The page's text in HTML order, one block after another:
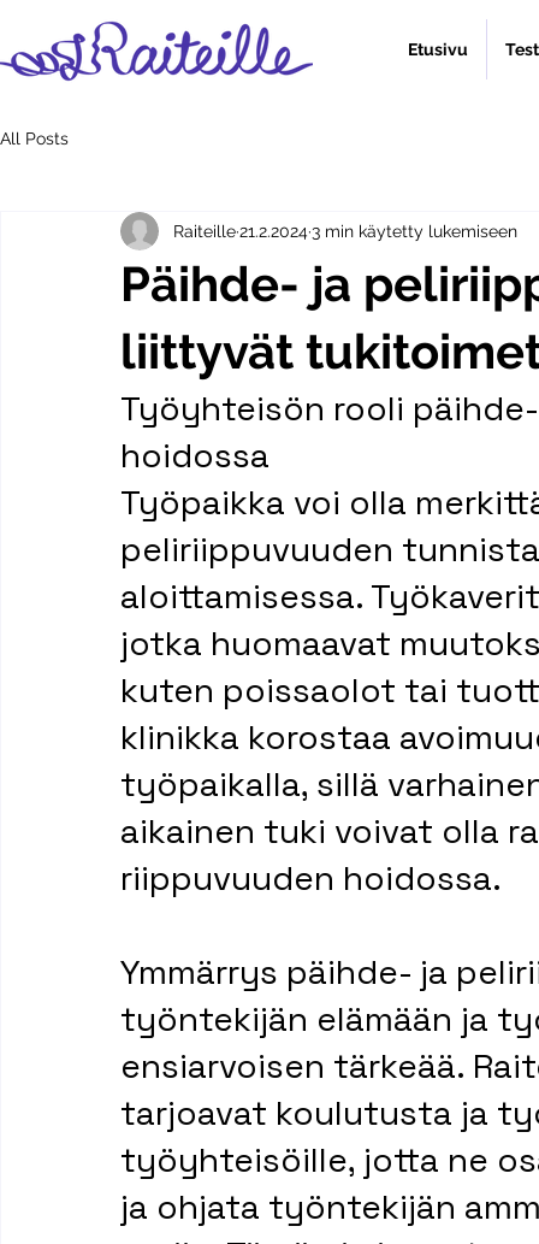
Etusivu
All Posts
Päihde- ja
liittyvät
Raiteille21.2.20243 min käytetty lukemiseen
Työyhteisön rooli
hoidossa
Työpaikka voi olla
peliriippuvuuden
aloittamisessa.
jotka huomaavat
kuten poissaolot tai
klinikka korostaa
työpaikalla, sillä
aikainen tuki voivat olla
riippuvuuden hoidossa.
Ymmärrys päihde- ja
työntekijän elämään ja
ensiarvoisen tärkeää.
tarjoavat koulutusta ja
työyhteisöille, jotta ne
ja ohjata työntekijän